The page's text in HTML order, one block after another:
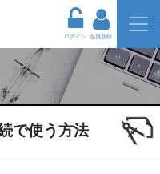
ログイン 会員登録
で使う方法